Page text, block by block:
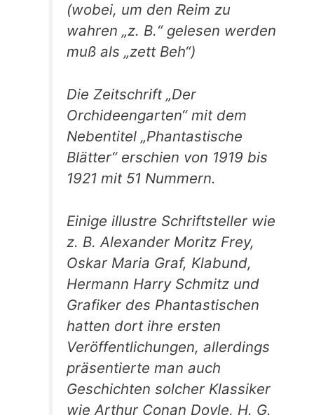
(wobei, um den Reim zu
wahren „z. B.“ gelesen werden
muß als „zett Beh“)
Die Zeitschrift „Der
Orchideengarten“ mit dem
Nebentitel „Phantastische
Blätter“ erschien von 1919 bis
1921 mit 51 Nummern.
Einige illustre Schriftsteller wie
z. B. Alexander Moritz Frey,
Oskar Maria Graf, Klabund,
Hermann Harry Schmitz und
Grafiker des Phantastischen
hatten dort ihre ersten
Veröffentlichungen, allerdings
präsentierte man auch
Geschichten solcher Klassiker
wie Arthur Conan Doyle, H. G.